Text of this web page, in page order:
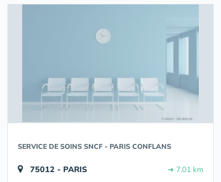
SERVICE DE SOINS SNCF - PARIS CONFLANS
75012 - PARIS ➔ 7.01 km